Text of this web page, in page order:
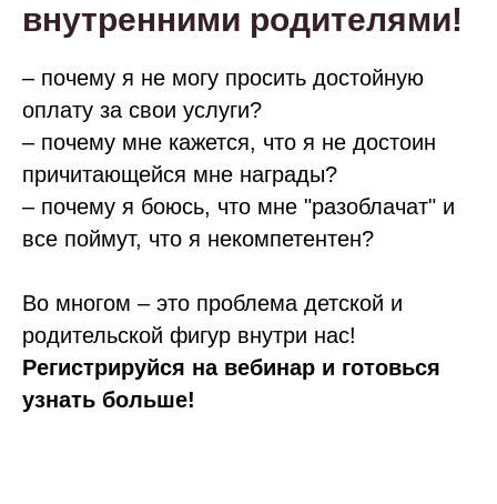
внутренними родителями!
– почему я не могу просить достойную
оплату за свои услуги?
– почему мне кажется, что я не достоин
причитающейся мне награды?
– почему я боюсь, что мне "разоблачат" и
все поймут, что я некомпетентен?
Во многом – это проблема детской и
родительской фигур внутри нас!
Регистрируйся на вебинар и готовься
узнать больше!